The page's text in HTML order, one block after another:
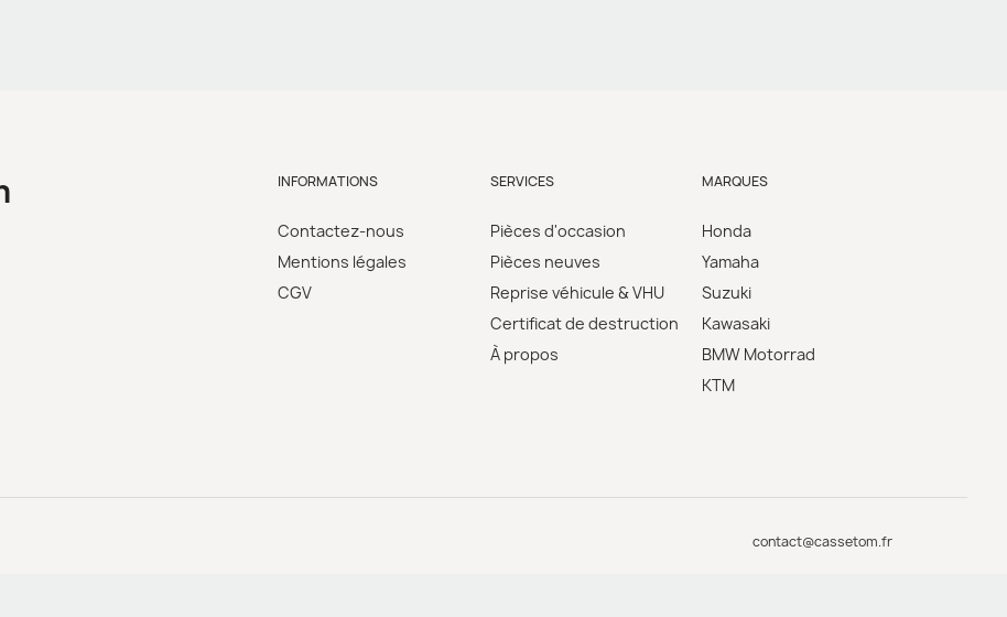
INFORMATIONS
Contactez-nous
Mentions légales
CGV
SERVICES
Pièces d'occasion
Pièces neuves
Reprise véhicule & VHU
Certificat de destruction
À propos
MARQUES
Honda
Yamaha
Suzuki
Kawasaki
BMW Motorrad
KTM
contact@cassetom.fr